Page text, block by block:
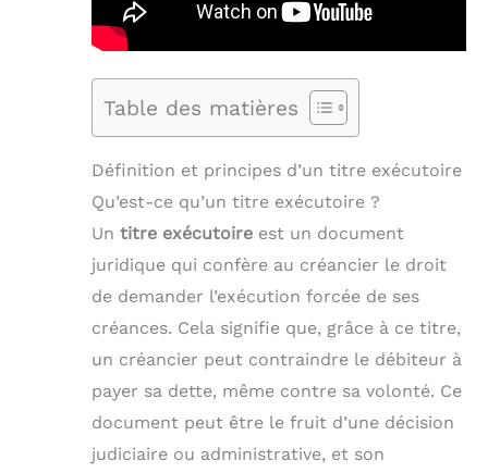
Table des matières
Définition et principes d’un titre exécutoire
Qu’est-ce qu’un titre exécutoire ?
Un titre exécutoire est un document
juridique qui confère au créancier le droit
de demander l’exécution forcée de ses
créances. Cela signifie que, grâce à ce titre,
un créancier peut contraindre le débiteur à
payer sa dette, même contre sa volonté. Ce
document peut être le fruit d’une décision
judiciaire ou administrative, et son